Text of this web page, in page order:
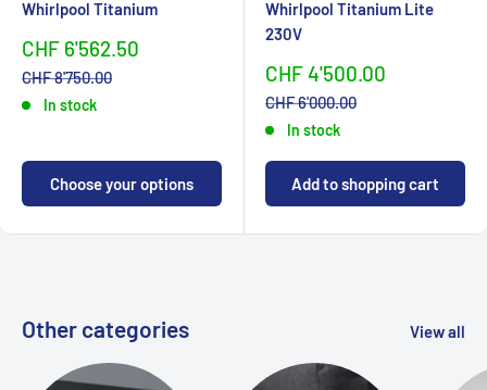
Whirlpool Titanium
Sonderpreis
CHF 6'562.50
Normalpreis
CHF 8'750.00
In stock
Choose your options
Whirlpool Titanium Lite
230V
Sonderpreis
CHF 4'500.00
Normalpreis
CHF 6'000.00
In stock
Add to shopping cart
Other categories View all